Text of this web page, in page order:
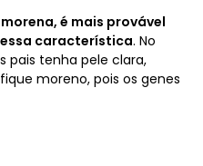
é mais provável
característica. No
pais tenha pele clara,
moreno, pois os genes